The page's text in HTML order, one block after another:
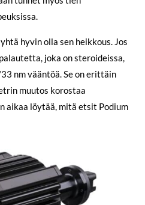
hyvin olla sen heikkous. Jos
joka on steroideissa,
nm vääntöä. Se on erittäin
muutos korostaa
aikaa löytää, mitä etsit Podium